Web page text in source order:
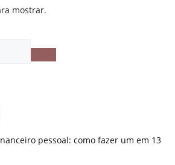
mostrar.
pessoal: como fazer um em 13